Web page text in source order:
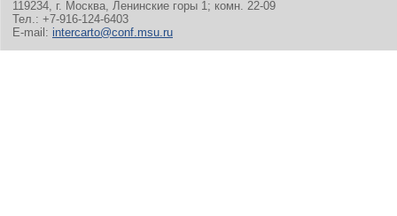
119234, г. Москва, Ленинские горы 1; комн. 22-09
Тел.: +7-916-124-6403
E-mail: intercarto@conf.msu.ru